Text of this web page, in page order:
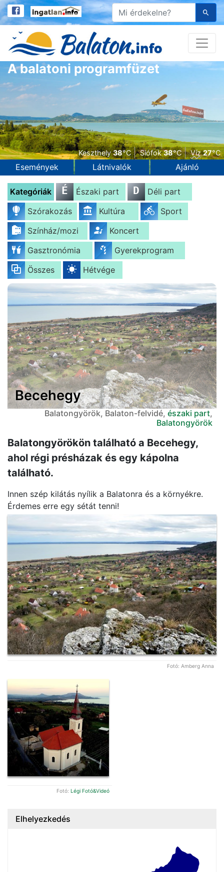
A balatoni programfüzet
Keszthely 38°C Siófok 38°C Víz 27°C
Események Látnivalók Ajánló
Kategóriák É Északi part D
Déli part
Szórakozás
Kultúra
Sport
Színház/mozi
Koncert
Gasztronómia
Gyerekprogram
Összes
Hétvége
Becehegy
Balatongyörök, Balaton-felvidé, északi part,
Balatongyörök
Balatongyörökön található a Becehegy,
ahol régi présházak és egy kápolna
található.
Innen szép kilátás nyílik a Balatonra és a környékre.
Érdemes erre egy sétát tenni!
Fotó: Amberg Anna
Fotó: Légi Fotó&Videó
Elhelyezkedés